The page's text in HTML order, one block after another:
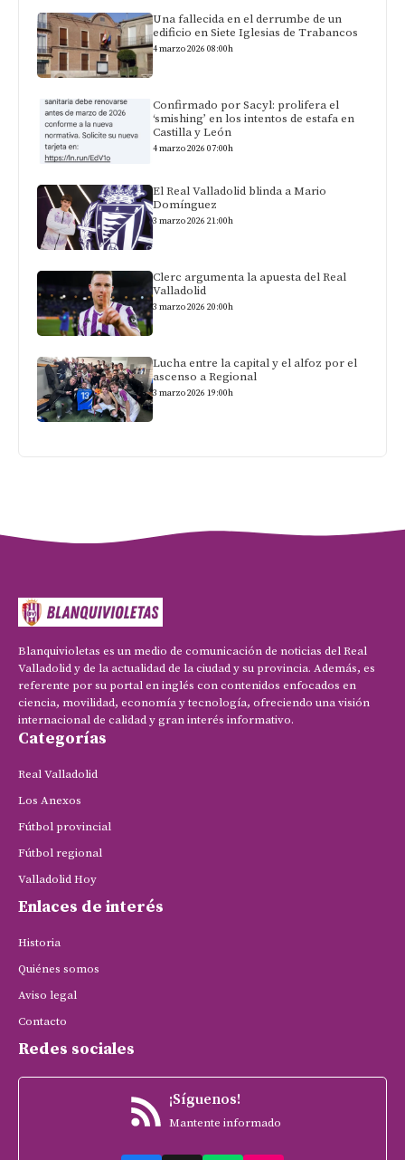
Una fallecida en el derrumbe de un
edificio en Siete Iglesias de Trabancos
4 marzo 2026 08:00h
Confirmado por Sacyl: prolifera el
‘smishing’ en los intentos de estafa en
Castilla y León
4 marzo 2026 07:00h
El Real Valladolid blinda a Mario
Domínguez
3 marzo 2026 21:00h
Clerc argumenta la apuesta del Real
Valladolid
3 marzo 2026 20:00h
Lucha entre la capital y el alfoz por el
ascenso a Regional
3 marzo 2026 19:00h
Blanquivioletas es un medio de comunicación de noticias del Real
Valladolid y de la actualidad de la ciudad y su provincia. Además, es
referente por su portal en inglés con contenidos enfocados en
ciencia, movilidad, economía y tecnología, ofreciendo una visión
internacional de calidad y gran interés informativo.
Categorías
Real Valladolid
Los Anexos
Fútbol provincial
Fútbol regional
Valladolid Hoy
Enlaces de interés
Historia
Quiénes somos
Aviso legal
Contacto
Redes sociales
¡Síguenos!
Mantente informado